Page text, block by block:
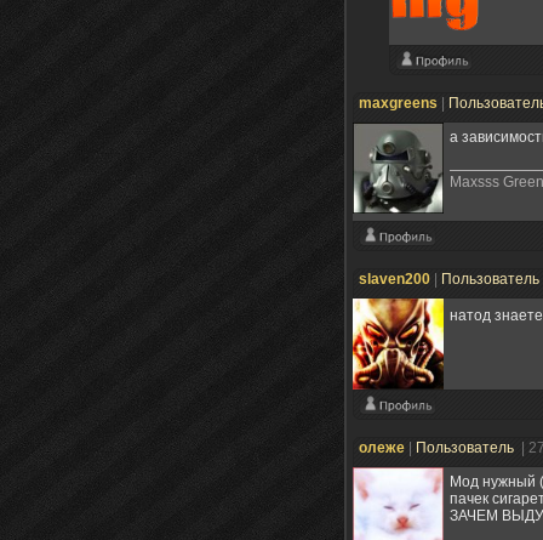
maxgreens
а
Maxsss Green
slaven200 Пользователь
натод
олеже Пользователь
|
Мод нужный (
пачек
ЗАЧЕМ